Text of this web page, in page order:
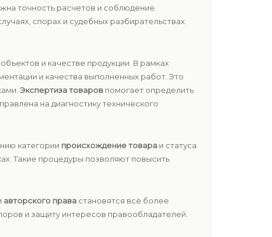
точность расчетов и соблюдение
спорах и судебных разбирательствах.
и качестве продукции. В рамках
и качества выполненных работ. Это
Экспертиза товаров помогает определить
на диагностику технического
категории происхождение товара и статуса
Такие процедуры позволяют повысить
авторского права становятся всё более
и защиту интересов правообладателей.